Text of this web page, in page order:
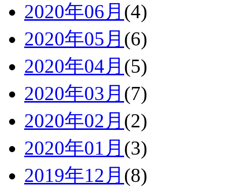
2020年06月 (4)
2020年05月 (6)
2020年04月 (5)
2020年03月 (7)
2020年02月 (2)
2020年01月 (3)
2019年12月 (8)